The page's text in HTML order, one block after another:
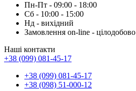
Пн-Пт - 09:00 - 18:00
Сб - 10:00 - 15:00
Нд - вихідний
Замовлення on-line - цілодобово
Наші контакти
+38 (099) 081-45-17
+38 (099) 081-45-17
+38 (098) 51-000-12